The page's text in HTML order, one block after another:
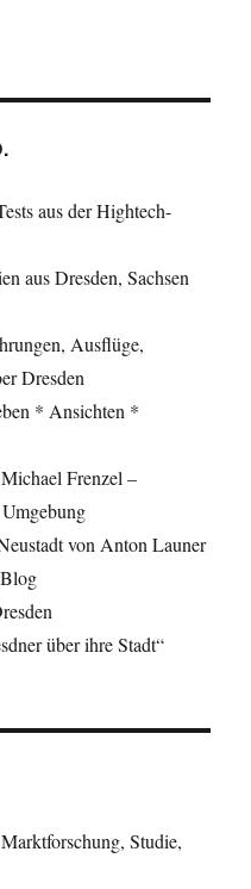
aus der Hightech-
aus Dresden, Sachsen
Ausflüge,
Dresden
* Ansichten *
Michael Frenzel –
von Anton Launer
über ihre Stadt“
Studie,